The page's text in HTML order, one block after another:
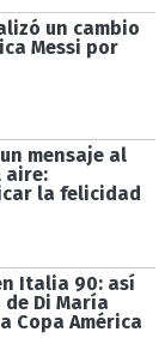
un cambio
Messi por
mensaje al
aire:
la felicidad
Italia 90: así
Di María
Copa América